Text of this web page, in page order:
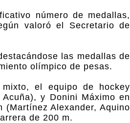
número de medallas,
valoró el Secretario de
las medallas de
olímpico de pesas.
el equipo de hockey
y Donini Máximo en
(Martínez Alexander, Aquino
de 200 m.